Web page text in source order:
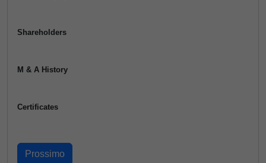
Shareholders
M & A History
Certificates